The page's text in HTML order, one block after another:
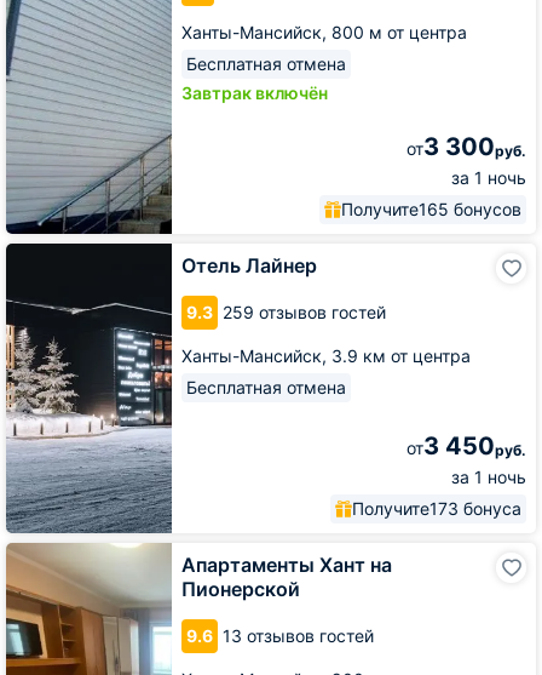
Ханты-Мансийск, 800 м от центра
Бесплатная отмена
Завтрак включён
от3 300руб.
за 1 ночь
Получите165 бонусов
Отель Лайнер
9.3 259 отзывов гостей
Ханты-Мансийск, 3.9 км от центра
Бесплатная отмена
от3 450руб.
за 1 ночь
Получите173 бонуса
Отель
Апартаменты Хант на
Пионерской
9.6 13 отзывов гостей
Апартаменты
на
Пионерской